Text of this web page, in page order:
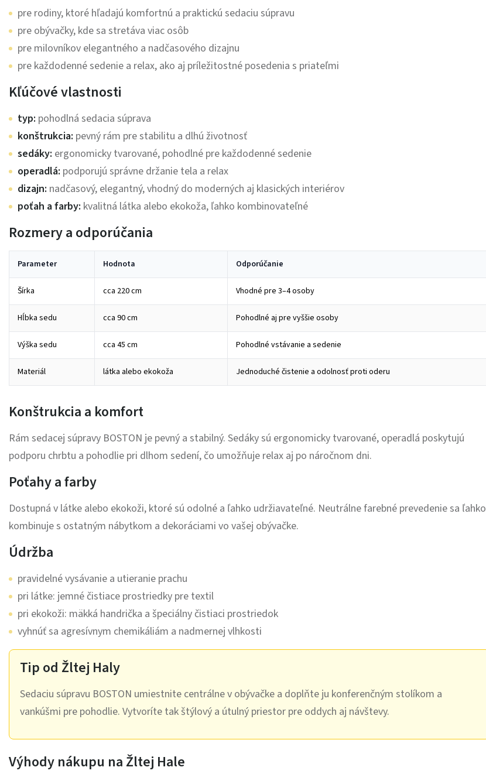
pre rodiny, ktoré hľadajú komfortnú a praktickú sedaciu súpravu
pre obývačky, kde sa stretáva viac osôb
pre milovníkov elegantného a nadčasového dizajnu
pre každodenné sedenie a relax, ako aj príležitostné posedenia s priateľmi
Kľúčové vlastnosti
typ: pohodlná sedacia súprava
konštrukcia: pevný rám pre stabilitu a dlhú životnosť
sedáky: ergonomicky tvarované, pohodlné pre každodenné sedenie
operadlá: podporujú správne držanie tela a relax
dizajn: nadčasový, elegantný, vhodný do moderných aj klasických interiérov
poťah a farby: kvalitná látka alebo ekokoža, ľahko kombinovateľné
Rozmery a odporúčania
Parameter Hodnota Odporúčanie
Šírka cca 220 cm Vhodné pre 3–4 osoby
Hĺbka sedu cca 90 cm Pohodlné aj pre vyššie osoby
Výška sedu cca 45 cm Pohodlné vstávanie a sedenie
Materiál látka alebo ekokoža Jednoduché čistenie a odolnosť proti oderu
Konštrukcia a komfort
Rám sedacej súpravy BOSTON je pevný a stabilný. Sedáky sú ergonomicky tvarované, operadlá poskytujú
podporu chrbtu a pohodlie pri dlhom sedení, čo umožňuje relax aj po náročnom dni.
Poťahy a farby
Dostupná v látke alebo ekokoži, ktoré sú odolné a ľahko udržiavateľné. Neutrálne farebné prevedenie sa ľahko
kombinuje s ostatným nábytkom a dekoráciami vo vašej obývačke.
Údržba
pravidelné vysávanie a utieranie prachu
pri látke: jemné čistiace prostriedky pre textil
pri ekokoži: mäkká handrička a špeciálny čistiaci prostriedok
vyhnúť sa agresívnym chemikáliám a nadmernej vlhkosti
Tip od Žltej Haly
Sedaciu súpravu BOSTON umiestnite centrálne v obývačke a doplňte ju konferenčným stolíkom a
vankúšmi pre pohodlie. Vytvoríte tak štýlový a útulný priestor pre oddych aj návštevy.
Výhody nákupu na Žltej Hale